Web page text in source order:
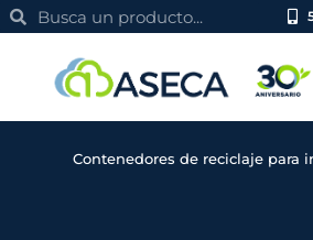
Ir
al
contenido
SearchSearch
Contenedores de reciclaje para